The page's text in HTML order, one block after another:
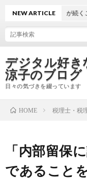
デジタル好き
涼子のブログ
日々の気づきを綴っています
NEW ARTICLE
で穏やかな日々が続くこと
HOME 税理士・税
「内部留保
であること